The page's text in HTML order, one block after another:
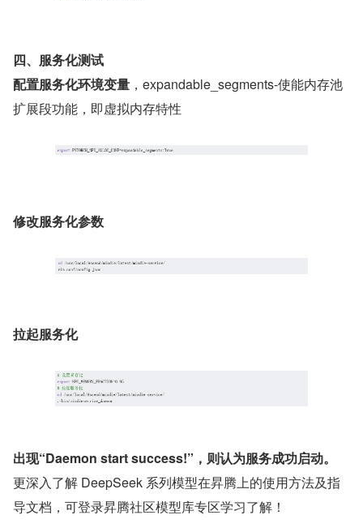
四、服务化测试
配置服务化环境变量 ，expandable_segments-使能内存池
扩展段功能，即虚拟内存特性
修改服务化参数
拉起服务化
出现“Daemon start success!”，则认为服务成功启动。
更深入了解 DeepSeek 系列模型在昇腾上的使用方法及指
导文档，可登录昇腾社区模型库专区学习了解！